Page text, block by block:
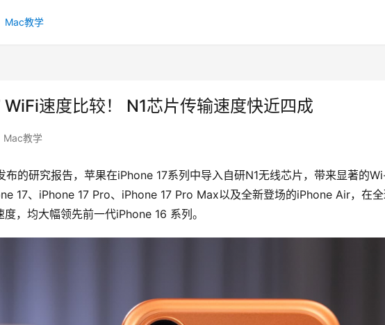
Mac教学
速度比较！ N1芯片传输速度快近四成
Mac教学
的研究报告，苹果在iPhone 17系列中导入自研N1无线芯片，带来显著的
17、iPhone 17 Pro、iPhone 17 Pro Max以及全新登场的iPhone Air，在
，均大幅领先前一代iPhone 16 系列。